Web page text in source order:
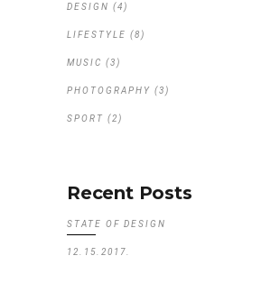
DESIGN (4)
LIFESTYLE (8)
MUSIC (3)
PHOTOGRAPHY (3)
SPORT (2)
Recent Posts
STATE OF DESIGN
12.15.2017.